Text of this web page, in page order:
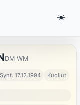
☀️
DM WM
Synt. 17.12.1994 Kuollut